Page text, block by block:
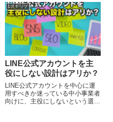
選べるはずです。
て、ブロックが起きる『構造』を
整理する記事です。ブロック率の
計算や操作手順ではなく、なぜブ
ロックが増えるのか、どこで期待
値がズレるのか、どんな判断ミス
が連鎖してブロック率が上がるの
かを、運用の考え方として言語化
します。売り込み配信を単純に否
定せず、「誰に」「何を約束し
て」「どんな役割で配信するか」
という設計のズレが原因になりや
すい点を中心に解説します。ま
た、改善策は『頑張って配信を工
夫する』方向に寄せず、LINE公
Lステップ
LINE公式アカウントを主
役にしない設計はアリか？
LINE公式アカウントを中心に運
用すべきか迷っている中小事業者
向けに、主役にしないという選択